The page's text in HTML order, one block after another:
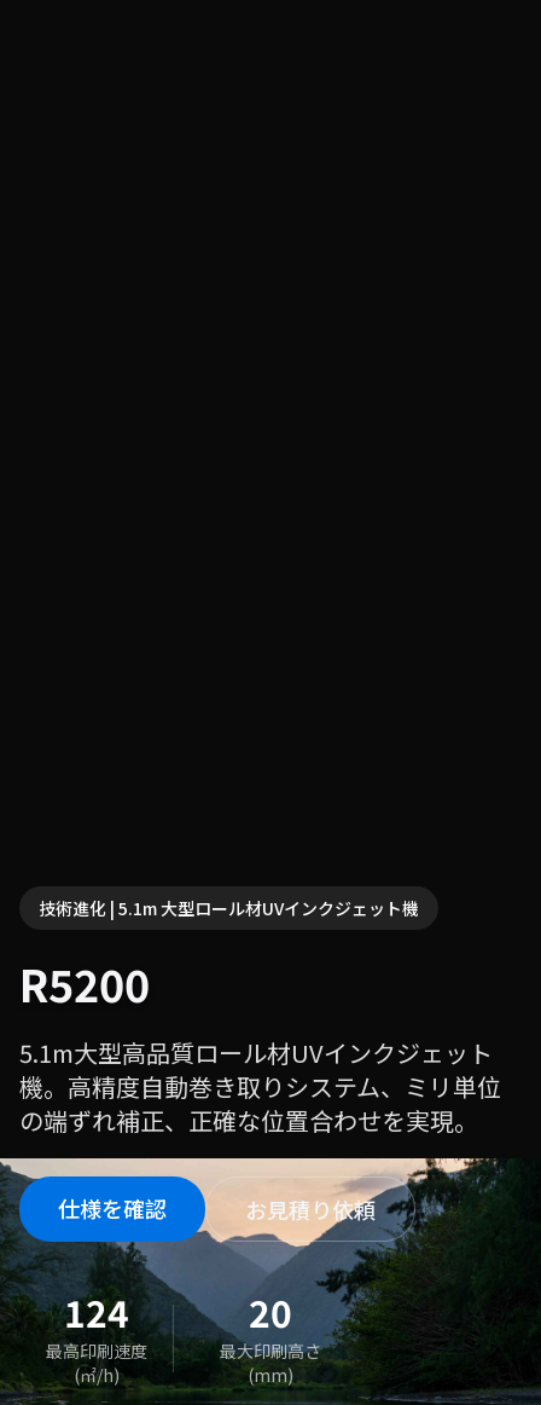
技術進化 | 5.1m 大型ロール材UVインクジェット機
R5200
5.1m大型高品質ロール材UVインクジェット
機。高精度自動巻き取りシステム、ミリ単位
の端ずれ補正、正確な位置合わせを実現。
仕様を確認 お見積り依頼
124
最高印刷速度
(㎡/h)
20
最大印刷高さ
(mm)